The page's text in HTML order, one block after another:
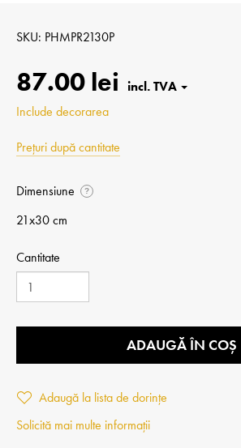
SKU PHMPR2130P
87.00 lei
Include decorarea
Prețuri după cantitate
Dimensiune ?
21x30 cm
Cantitate
ADAUGĂ ÎN COȘ
Adaugă la lista de dorințe
Solicită mai multe informații